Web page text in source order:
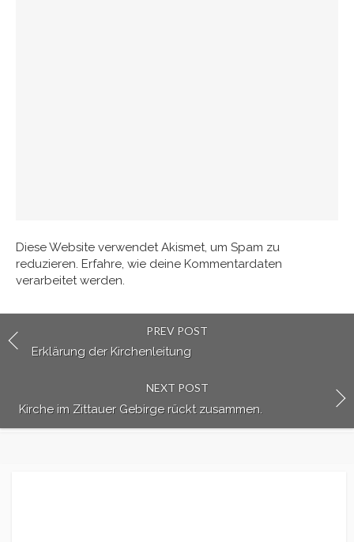
Diese Website verwendet Akismet, um Spam zu
reduzieren. Erfahre, wie deine Kommentardaten
verarbeitet werden.
PREV POST
Erklärung der Kirchenleitung
NEXT POST
Kirche im Zittauer Gebirge rückt zusammen.